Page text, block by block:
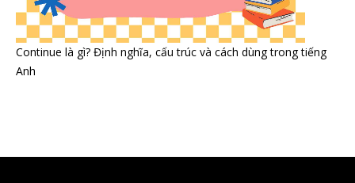
Continue là gì? Định nghĩa, cấu trúc và cách dùng trong tiếng
Anh